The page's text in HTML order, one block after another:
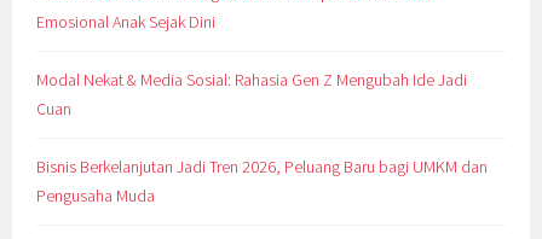
Emosional Anak Sejak Dini
Modal Nekat & Media Sosial: Rahasia Gen Z Mengubah Ide Jadi
Cuan
Bisnis Berkelanjutan Jadi Tren 2026, Peluang Baru bagi UMKM dan
Pengusaha Muda